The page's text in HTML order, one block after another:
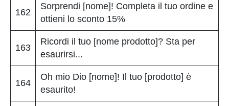
162
Sorprendi [nome]! Completa il tuo ordine e
ottieni lo sconto 15%
163
Ricordi il tuo [nome prodotto]? Sta per
esaurirsi...
164
Oh mio Dio [nome]! Il tuo [prodotto] è
esaurito!